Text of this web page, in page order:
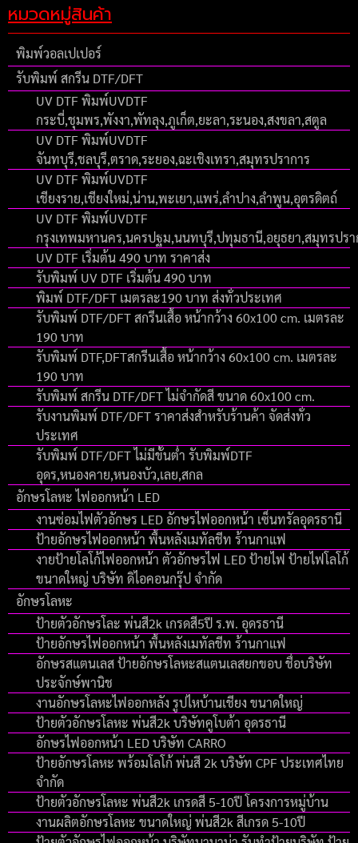
หมวดหมู่สินค้า
พิมพ์วอลเปเปอร์
รับพิมพ์ สกรีน DTF/DFT
UV DTF พิมพ์UVDTF
กระบี่,ชุมพร,พังงา,พัทลุง,ภูเก็ต,ยะลา,ระนอง,สงขลา,สตูล
UV DTF พิมพ์UVDTF
จันทบุรี,ชลบุรี,ตราด,ระยอง,ฉะเชิงเทรา,สมุทรปราการ
UV DTF พิมพ์UVDTF
เชียงราย,เชียงใหม่,น่าน,พะเยา,แพร่,ลำปาง,ลำพูน,อุตรดิตถ์
UV DTF พิมพ์UVDTF
กรุงเทพมหานคร,นครปฐม,นนทบุรี,ปทุมธานี,อยุธยา,สมุทรปร
UV DTF เริ่มต้น 490 บาท ราคาส่ง
รับพิมพ์ UV DTF เริ่มต้น 490 บาท
พิมพ์ DTF/DFT เมตรละ190 บาท ส่งทั่วประเทศ
รับพิมพ์ DTF/DFT สกรีนเสื้อ หน้ากว้าง 60x100 cm. เมตรละ
190 บาท
รับพิมพ์ DTF,DFTสกรีนเสื้อ หน้ากว้าง 60x100 cm. เมตรละ
190 บาท
รับพิมพ์ สกรีน DTF/DFT ไม่จำกัดสี ขนาด 60x100 cm.
รับงานพิมพ์ DTF/DFT ราคาส่งสำหรับร้านค้า จัดส่งทั่ว
ประเทศ
รับพิมพ์ DTF/DFT ไม่มีขั้นต่ำ รับพิมพ์DTF
อุดร,หนองคาย,หนองบัว,เลย,สกล
อักษรโลหะ ไฟออกหน้า LED
งานซ่อมไฟตัวอักษร LED อักษรไฟออกหน้า เซ็นทรัลอุดรธานี
ป้ายอักษรไฟออกหน้า พื้นหลังเมทัลชีท ร้านกาแฟ
งายป้ายโลโก้ไฟออกหน้า ตัวอักษรไฟ LED ป้ายไฟ ป้ายไฟโลโก้
ขนาดใหญ่ บริษัท ดิไอคอนกรุ๊ป จํากัด
อักษรโลหะ
ป้ายตัวอักษรโละ พ่นสี2k เกรดสี5ปี ร.พ. อุดรธานี
ป้ายอักษรไฟออกหน้า พื้นหลังเมทัลชีท ร้านกาแฟ
อักษรสแตนเลส ป้ายอักษรโลหะสแตนเลสยกขอบ ชื่อบริษัท
ประจักษ์พานิช
งานอักษรโลหะไฟออกหลัง รูปไหบ้านเชียง ขนาดใหญ่
ป้ายตัวอักษรโลหะ พ่นสี2k บริษัทคูโบต้า อุดรธานี
อักษรไฟออกหน้า LED บริษัท CARRO
ป้ายอักษรโลหะ พร้อมโลโก้ พ่นสี 2k บริษัท CPF ประเทศไทย
จำกัด
ป้ายตัวอักษรโลหะ พ่นสี2k เกรดสี 5-10ปี โครงการหมู่บ้าน
งานผลิตอักษรโลหะ ขนาดใหญ่ พ่นสี2k สีเกรด 5-10ปี